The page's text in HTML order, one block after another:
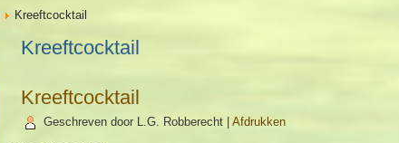
Kreeftcocktail
Kreeftcocktail
Kreeftcocktail
Geschreven door L.G. Robberecht |Afdrukken